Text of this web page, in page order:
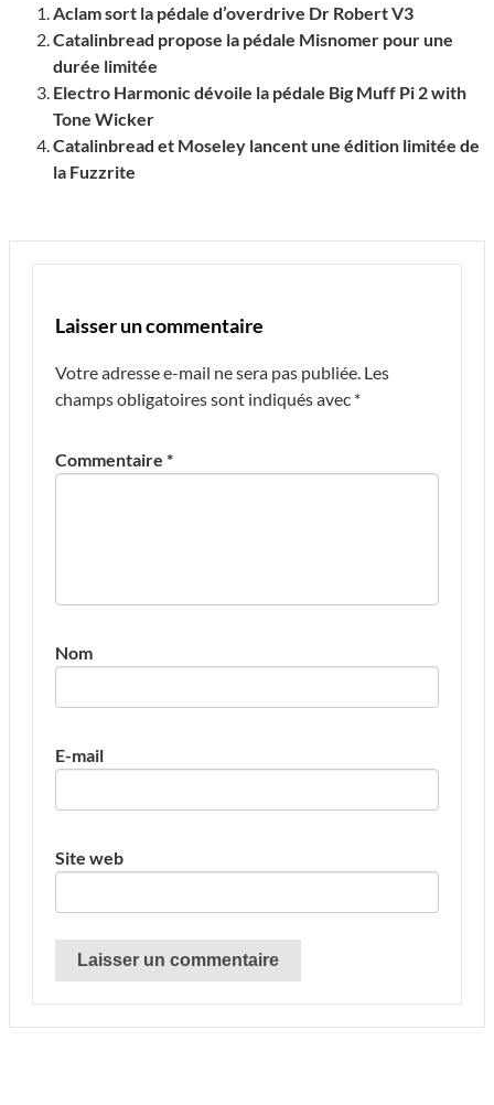
Aclam sort la pédale d’overdrive Dr Robert V3
Catalinbread propose la pédale Misnomer pour une
durée limitée
Electro Harmonic dévoile la pédale Big Muff Pi 2 with
Tone Wicker
Catalinbread et Moseley lancent une édition limitée de
la Fuzzrite
Laisser un commentaire
Votre adresse e-mail ne sera pas publiée. Les
champs obligatoires sont indiqués avec *
Commentaire *
Nom
E-mail
Site web